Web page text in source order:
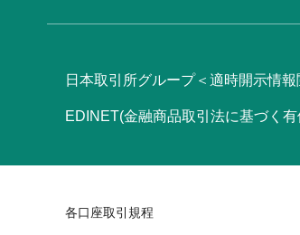
日本取引所グループ＜適時開示情報
EDINET(金融商品取引法に基づく
各口座取引規程